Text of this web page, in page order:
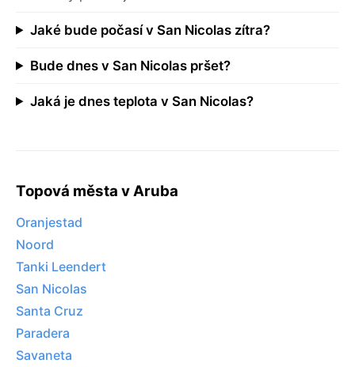
Jaké bude počasí v San Nicolas zítra?
Bude dnes v San Nicolas pršet?
Jaká je dnes teplota v San Nicolas?
Topová města v Aruba
Oranjestad
Noord
Tanki Leendert
San Nicolas
Santa Cruz
Paradera
Savaneta